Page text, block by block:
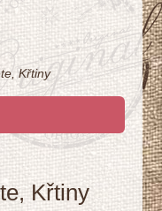
Křtiny
Křtiny